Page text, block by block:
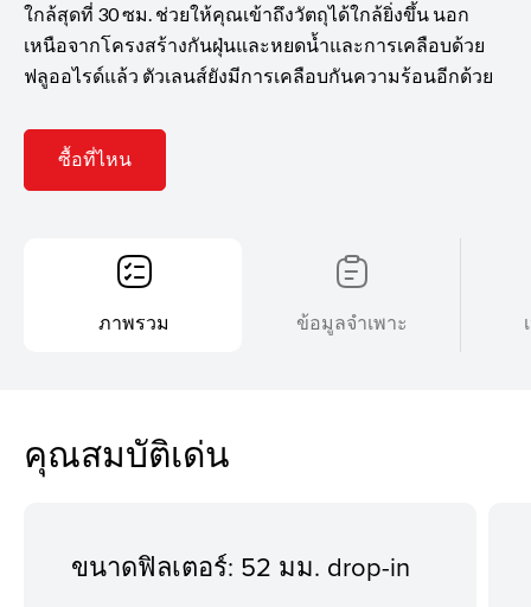
ใกล้สุดที่ 30 ซม. ช่วยให้คุณเข้าถึงวัตถุได้ใกล้ยิ่งขึ้น นอก
เหนือจากโครงสร้างกันฝุ่นและหยดน้ำและการเคลือบด้วย
ฟลูออไรด์แล้ว ตัวเลนส์ยังมีการเคลือบกันความร้อนอีกด้วย
ซื้อที่ไหน
ภาพรวม ข้อมูลจำเพาะ
คุณสมบัติเด่น
ขนาดฟิลเตอร์: 52 มม. drop-in